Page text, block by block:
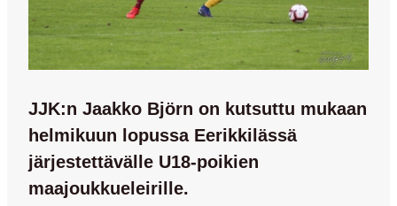
JJK:n Jaakko Björn on kutsuttu mukaan
helmikuun lopussa Eerikkilässä
järjestettävälle U18-poikien
maajoukkueleirille.